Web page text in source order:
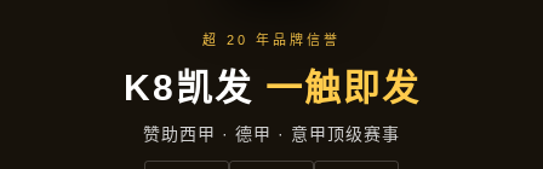
首页 产品分类